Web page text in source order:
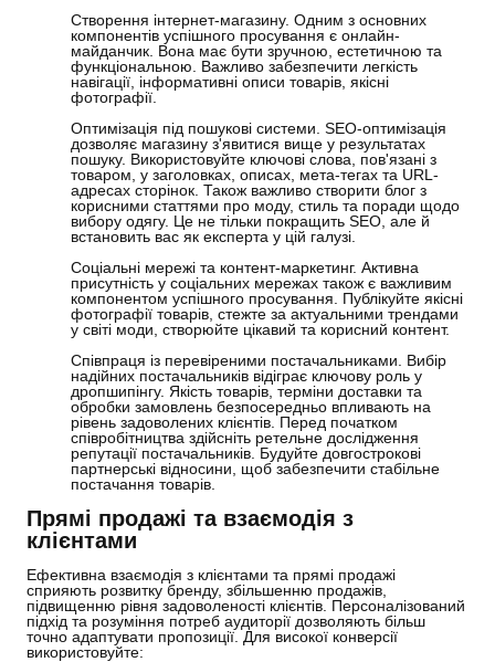
Створення інтернет-магазину. Одним з основних
компонентів успішного просування є онлайн-
майданчик. Вона має бути зручною, естетичною та
функціональною. Важливо забезпечити легкість
навігації, інформативні описи товарів, якісні
фотографії.
Оптимізація під пошукові системи. SEO-оптимізація
дозволяє магазину з'явитися вище у результатах
пошуку. Використовуйте ключові слова, пов'язані з
товаром, у заголовках, описах, мета-тегах та URL-
адресах сторінок. Також важливо створити блог з
корисними статтями про моду, стиль та поради щодо
вибору одягу. Це не тільки покращить SEO, але й
встановить вас як експерта у цій галузі.
Соціальні мережі та контент-маркетинг. Активна
присутність у соціальних мережах також є важливим
компонентом успішного просування. Публікуйте якісні
фотографії товарів, стежте за актуальними трендами
у світі моди, створюйте цікавий та корисний контент.
Співпраця із перевіреними постачальниками. Вибір
надійних постачальників відіграє ключову роль у
дропшипінгу. Якість товарів, терміни доставки та
обробки замовлень безпосередньо впливають на
рівень задоволених клієнтів. Перед початком
співробітництва здійсніть ретельне дослідження
репутації постачальників. Будуйте довгострокові
партнерські відносини, щоб забезпечити стабільне
постачання товарів.
Прямі продажі та взаємодія з
клієнтами
Ефективна взаємодія з клієнтами та прямі продажі
сприяють розвитку бренду, збільшенню продажів,
підвищенню рівня задоволеності клієнтів. Персоналізований
підхід та розуміння потреб аудиторії дозволяють більш
точно адаптувати пропозиції. Для високої конверсії
використовуйте: